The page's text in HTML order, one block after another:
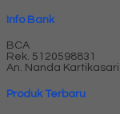
Info Bank
BCA
Rek. 5120598831
An. Nanda Kartikasari
Produk Terbaru